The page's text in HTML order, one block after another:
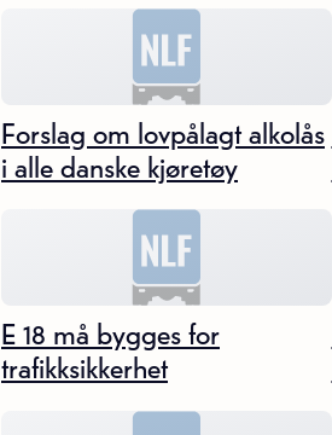
Forslag om lovpålagt alkolås
i alle danske kjøretøy
E 18 må bygges for
trafikksikkerhet